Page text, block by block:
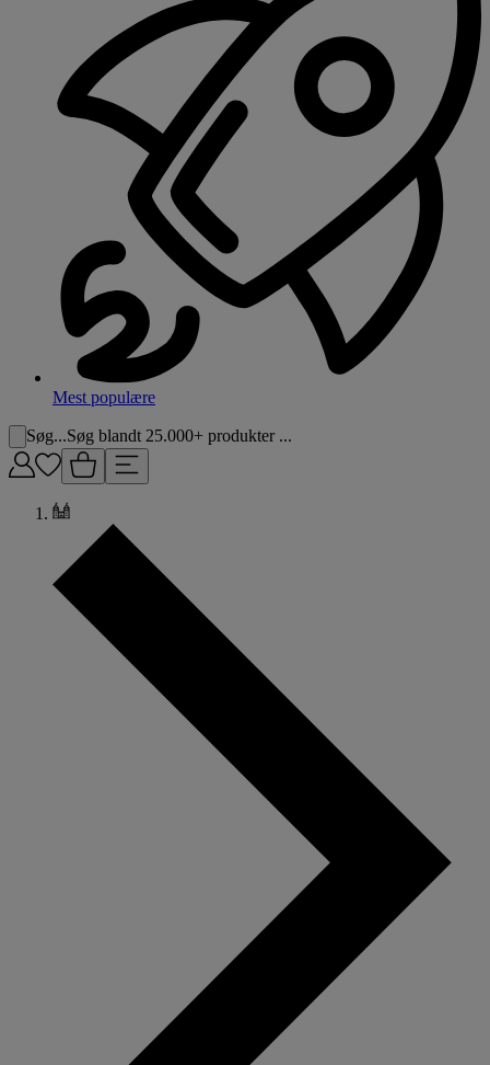
Mest populære
Søg...Søg blandt 25.000+ produkter ...